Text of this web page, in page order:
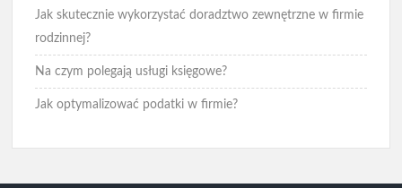
Jak skutecznie wykorzystać doradztwo zewnętrzne w firmie
rodzinnej?
Na czym polegają usługi księgowe?
Jak optymalizować podatki w firmie?